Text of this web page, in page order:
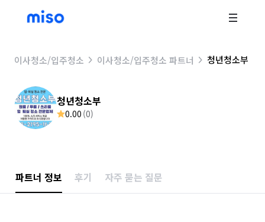
이사청소/입주청소 이사청소/입주청소 파트너 청년청소부
청년청소부
0.00 (0)
파트너 정보 후기 자주 묻는 질문